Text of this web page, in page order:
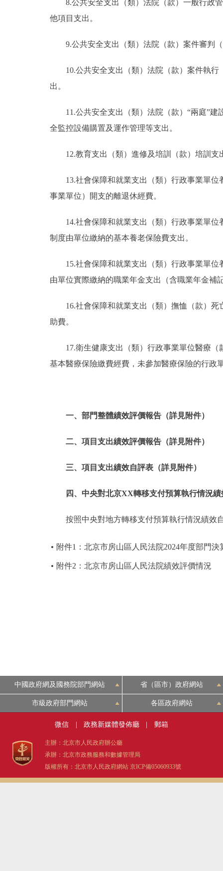
8.公共安全支出（類）法院（款）一般行政
他項目支出。
9.公共安全支出（類）法院（款）案件審判
10.公共安全支出（類）法院（款）案件執
出。
11.公共安全支出（類）法院（款）“兩庭”
全監控設備購置及運作管理等支出。
12.教育支出（類）進修及培訓（款）培訓
13.社會保障和就業支出（類）行政事業單
事業單位）開支的離退休經費。
14.社會保障和就業支出（類）行政事業單
制度由單位繳納的基本養老保險費支出。
15.社會保障和就業支出（類）行政事業單
由單位實際繳納的職業年金支出（含職業年金補
16.社會保障和就業支出（類）撫恤（款）
助費。
17.衛生健康支出（類）行政事業單位醫療
基本醫療保險繳費經費，未參加醫療保險的行政
一、部門整體績效評價報告（詳見附件）
二、項目支出績效評價報告（詳見附件）
三、項目支出績效自評表（詳見附件）
四、中央對北京XX轉移支付預算執行情況
按照中央對地方轉移支付預算執行情況績效
附件1：北京市房山區人民法院2024年度部門決
附件2：北京市房山區人民法院績效評價情況
中國政府網及國務院部門網站 省（區市）政府網站
市級政府部門網站 各區政府網站
微信 政務新媒體發佈廳 郵箱
主辦：北京市人民政府辦公廳
承辦：北京市政務服務和數據管理局
版權所有：北京市人民政府網站 京ICP備05060933號